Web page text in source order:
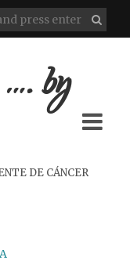
by
DE CÁNCER